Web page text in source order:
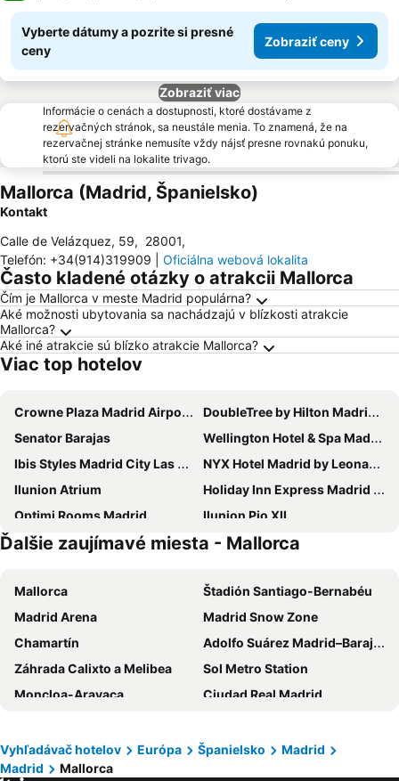
Vyberte dátumy a pozrite si presné
ceny
Zobraziť ceny
Zobraziť viac
Informácie o cenách a dostupnosti, ktoré dostávame z
rezervačných stránok, sa neustále menia. To znamená, že na
rezervačnej stránke nemusíte vždy nájsť presne rovnakú ponuku,
ktorú ste videli na lokalite trivago.
Mallorca (Madrid, Španielsko)
Kontakt
Calle de Velázquez, 59, 28001,
Telefón: +34(914)319909 Oficiálna webová lokalita
Často kladené otázky o atrakcii Mallorca
Čím je Mallorca v meste Madrid populárna?
Aké možnosti ubytovania sa nachádzajú v blízkosti atrakcie
Mallorca?
Aké iné atrakcie sú blízko atrakcie Mallorca?
Viac top hotelov
Crowne Plaza Madrid Airport By Ihg
DoubleTree by Hilton Madrid-Prado
Senator Barajas
Wellington Hotel & Spa Madrid
Ibis Styles Madrid City Las Ventas
NYX Hotel Madrid by Leonardo Hotels
Ilunion Atrium
Holiday Inn Express Madrid - Airport By Ihg
Optimi Rooms Madrid
Ilunion Pio XII
Hilton Madrid Airport
ibis budget Madrid Calle Alcalá
Casa de Las Artes Meliá Collection
Hotel Puerta de Toledo
Hotel Riu Plaza Espana
Hotel Zentral Castellana Norte
Novotel Madrid City Las Ventas
Novotel Madrid Feria and Airport
ibis budget Madrid Aeropuerto
Eurostars Plaza Mayor
Hotel Puerta America
Holiday Inn Express Madrid Leganes
Grupotel Mayorazgo
Eurostars Puerta Madrid
Axel Hotel Madrid
Ďalšie zaujímavé miesta - Mallorca
Mallorca
Štadión Santiago-Bernabéu
Madrid Arena
Madrid Snow Zone
Chamartín
Adolfo Suárez Madrid–Barajas Airport
Záhrada Calixto a Melibea
Sol Metro Station
Moncloa-Aravaca
Ciudad Real Madrid
Aeropuerto
Chamberí
Santiago Bernabéu Metro Station
Vyhľadávač hotelov Európa Španielsko
Madrid
Madrid
Mallorca